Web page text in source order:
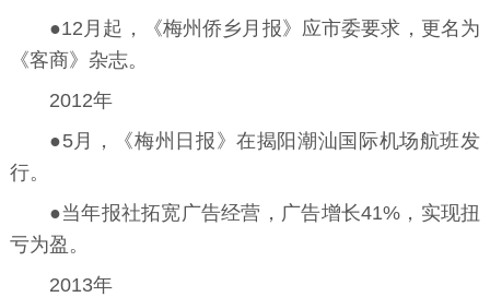
●12月起，《梅州侨乡月报》应市委要求，更名为
《客商》杂志。
2012年
●5月，《梅州日报》在揭阳潮汕国际机场航班发
行。
●当年报社拓宽广告经营，广告增长41%，实现扭
亏为盈。
2013年